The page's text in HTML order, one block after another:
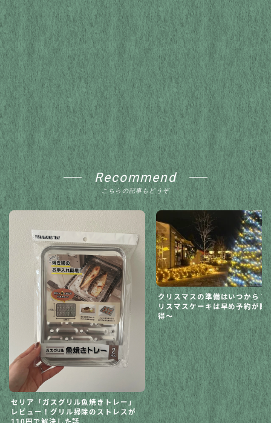
Recommend
こちらの記事もどうぞ
セリア「ガスグリル魚焼きトレー」
レビュー！グリル掃除のストレスが
クリスマスの準備はいつから？
リスマスケーキは早め予約が断
得〜